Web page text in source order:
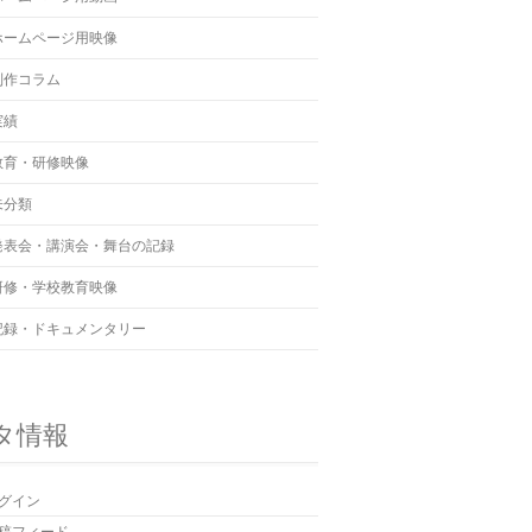
ームページ用映像
作コラム
績
育・研修映像
分類
表会・講演会・舞台の記録
修・学校教育映像
録・ドキュメンタリー
情報
イン